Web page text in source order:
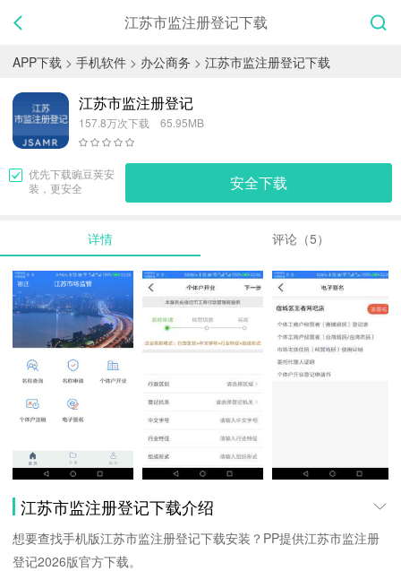
江苏市监注册登记下载
APP下载 > 手机软件 > 办公商务 > 江苏市监注册登记下载
江苏市监注册登记
157.8万次下载 65.95MB
优先下载豌豆荚安
装，更安全
安全下载
详情 评论（5）
江苏市监注册登记下载介绍
想要查找手机版江苏市监注册登记下载安装？PP提供江苏市监注册
登记2026版官方下载。